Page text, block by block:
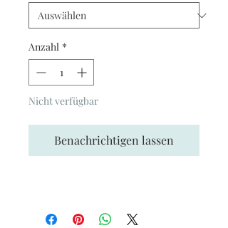
Anzahl *
Nicht verfügbar
Benachrichtigen lassen